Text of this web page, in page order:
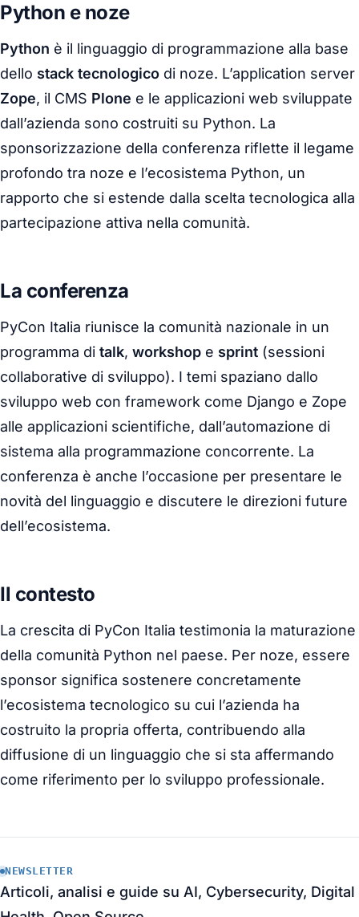
Python e noze
Python è il linguaggio di programmazione alla base
dello stack tecnologico di noze. L’application server
Zope, il CMS Plone e le applicazioni web sviluppate
dall’azienda sono costruiti su Python. La
sponsorizzazione della conferenza riflette il legame
profondo tra noze e l’ecosistema Python, un
rapporto che si estende dalla scelta tecnologica alla
partecipazione attiva nella comunità.
La conferenza
PyCon Italia riunisce la comunità nazionale in un
programma di talk, workshop e sprint (sessioni
collaborative di sviluppo). I temi spaziano dallo
sviluppo web con framework come Django e Zope
alle applicazioni scientifiche, dall’automazione di
sistema alla programmazione concorrente. La
conferenza è anche l’occasione per presentare le
novità del linguaggio e discutere le direzioni future
dell’ecosistema.
Il contesto
La crescita di PyCon Italia testimonia la maturazione
della comunità Python nel paese. Per noze, essere
sponsor significa sostenere concretamente
l’ecosistema tecnologico su cui l’azienda ha
costruito la propria offerta, contribuendo alla
diffusione di un linguaggio che si sta affermando
come riferimento per lo sviluppo professionale.
NEWSLETTER
Articoli, analisi e guide su AI, Cybersecurity, Digital